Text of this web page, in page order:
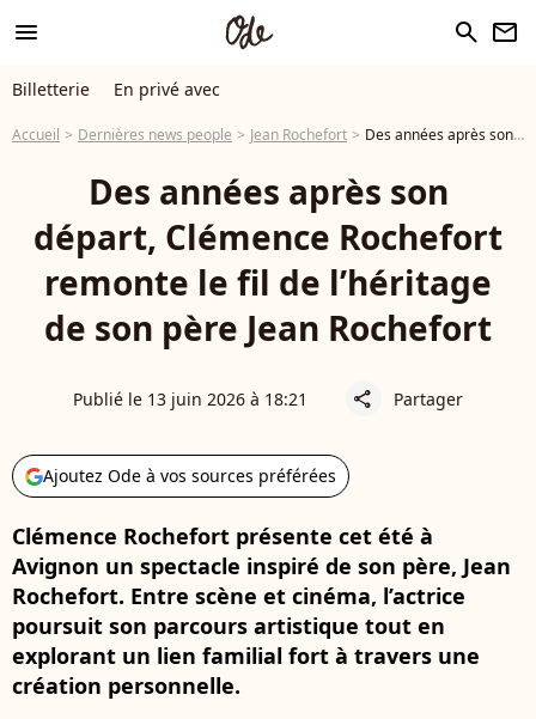
menu search newsletter
Billetterie En privé avec
Accueil Dernières news people Jean Rochefort Des années après son départ, Clémence Rochefort remonte le fil de l’héritage de son père Jean Rochefort
Des années après son
départ, Clémence Rochefort
remonte le fil de l’héritage
de son père Jean Rochefort
Publié le 13 juin 2026 à 18:21 share Partager
Ajoutez Ode à vos sources préférées
Clémence Rochefort présente cet été à
Avignon un spectacle inspiré de son père, Jean
Rochefort. Entre scène et cinéma, l’actrice
poursuit son parcours artistique tout en
explorant un lien familial fort à travers une
création personnelle.